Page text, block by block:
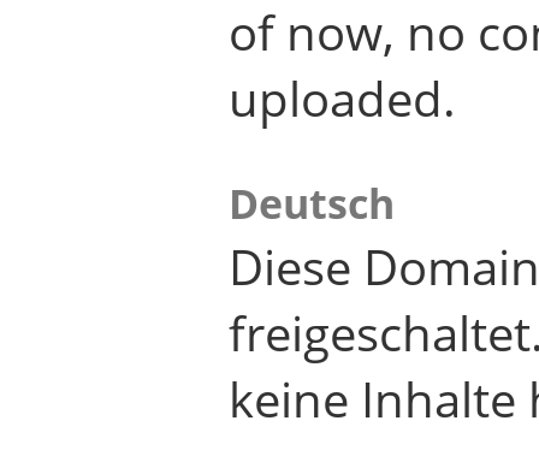
of now, no
uploaded.
Deutsch
Diese
keine Inhalte